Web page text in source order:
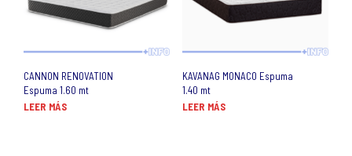
CANNON RENOVATION
Espuma 1.60 mt
LEER MÁS
KAVANAG MONACO Espuma
1.40 mt
LEER MÁS